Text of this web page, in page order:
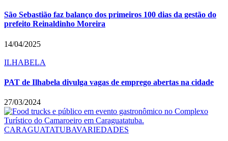
São Sebastião faz balanço dos primeiros 100 dias da gestão do
prefeito Reinaldinho Moreira
14/04/2025
ILHABELA
PAT de Ilhabela divulga vagas de emprego abertas na cidade
27/03/2024
CARAGUATATUBAVARIEDADES